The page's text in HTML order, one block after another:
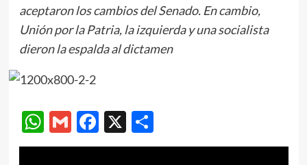
aceptaron los cambios del Senado. En cambio,
Unión por la Patria, la izquierda y una socialista
dieron la espalda al dictamen
WhatsApp
GmailFacebook
X Compartir